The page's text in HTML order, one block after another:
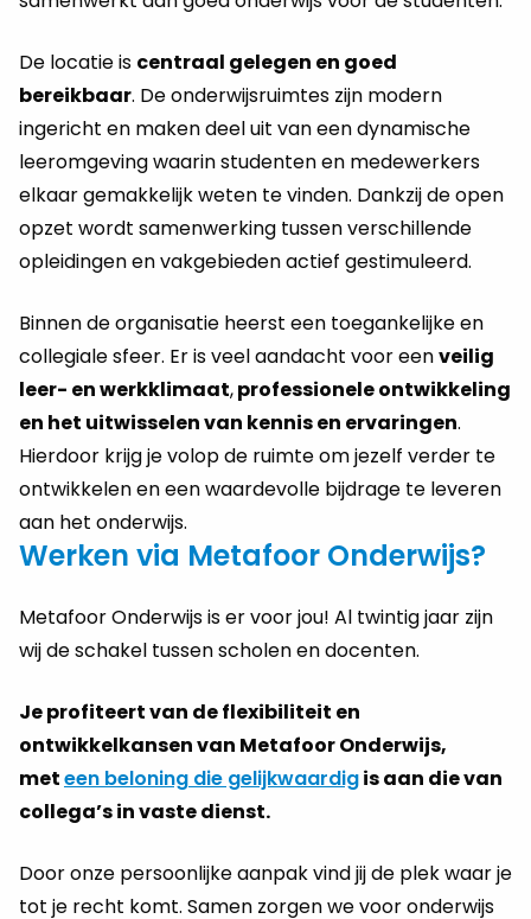
De locatie is centraal gelegen en goed
bereikbaar. De onderwijsruimtes zijn modern
ingericht en maken deel uit van een dynamische
leeromgeving waarin studenten en medewerkers
elkaar gemakkelijk weten te vinden. Dankzij de open
opzet wordt samenwerking tussen verschillende
opleidingen en vakgebieden actief gestimuleerd.
Binnen de organisatie heerst een toegankelijke en
collegiale sfeer. Er is veel aandacht voor eenveilig
leer- en werkklimaat,professionele ontwikkeling
en het uitwisselen van kennis en ervaringen.
Hierdoor krijg je volop de ruimte om jezelf verder te
ontwikkelen en een waardevolle bijdrage te leveren
aan het onderwijs.
Werken via Metafoor Onderwijs?
Metafoor Onderwijs is er voor jou! Al twintig jaar zijn
wij de schakel tussen scholen en docenten.
Je profiteert van de flexibiliteit en
ontwikkelkansen van Metafoor Onderwijs,
meteen beloning die gelijkwaardigis aan die van
collega’s in vaste dienst.
Door onze persoonlijke aanpak vind jij de plek waar je
tot je recht komt. Samen zorgen we voor onderwijs